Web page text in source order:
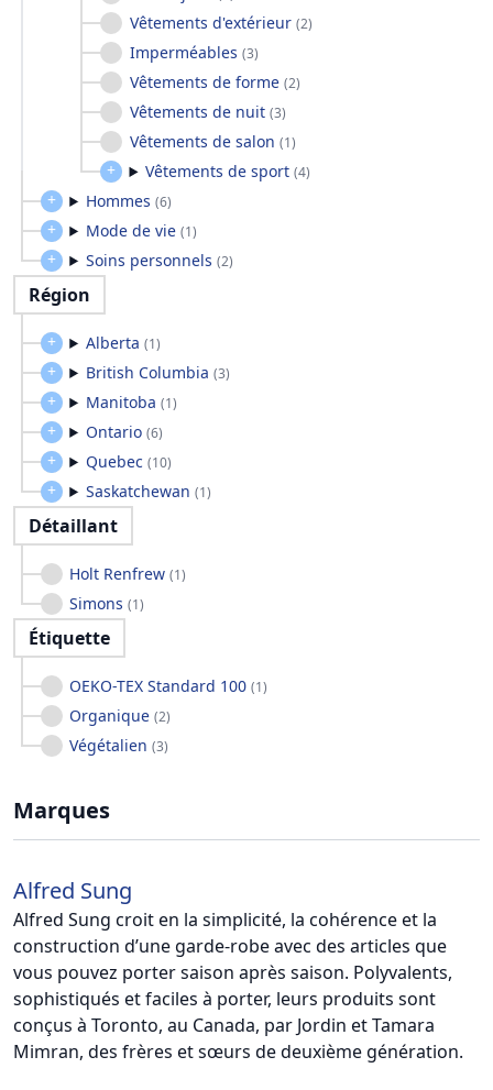
Vêtements d'extérieur (2)
Imperméables (3)
Vêtements de forme (2)
Vêtements de nuit (3)
Vêtements de salon (1)
Vêtements de sport (4)
Hommes (6)
Mode de vie (1)
Soins personnels (2)
Région
Alberta (1)
British Columbia (3)
Manitoba (1)
Ontario (6)
Quebec (10)
Saskatchewan (1)
Détaillant
Holt Renfrew (1)
Simons (1)
Étiquette
OEKO-TEX Standard 100(1)
Organique (2)
Végétalien (3)
Marques
Alfred Sung
Alfred Sung croit en la simplicité, la cohérence et la
construction d’une garde-robe avec des articles que
vous pouvez porter saison après saison. Polyvalents,
sophistiqués et faciles à porter, leurs produits sont
conçus à Toronto, au Canada, par Jordin et Tamara
Mimran, des frères et sœurs de deuxième génération.